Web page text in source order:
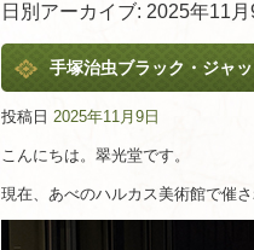
日別アーカイブ: 2025年11月
手塚治虫ブラック・ジャ
投稿日 2025年11月9日
こんにちは。翠光堂です。
現在、あべのハルカス美術館で催